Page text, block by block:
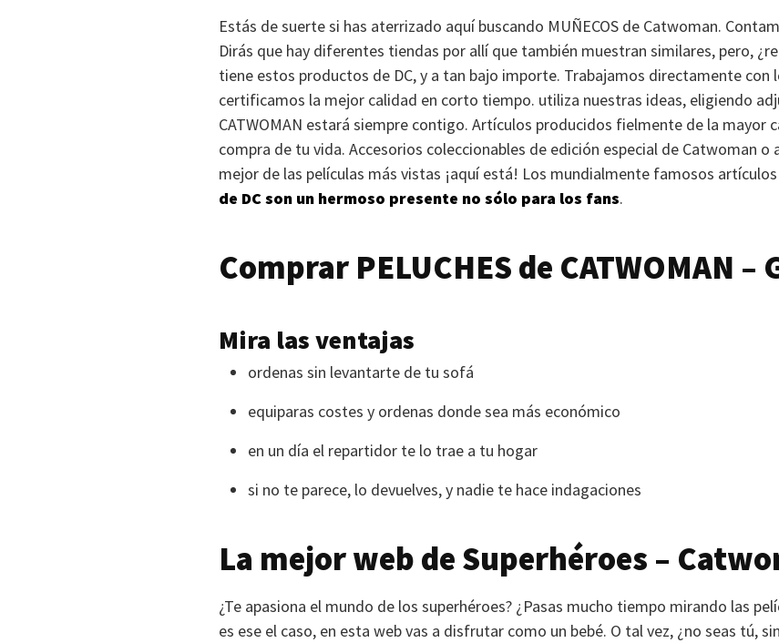
Estás de suerte si has aterrizado aquí buscando MUÑECOS de Catwoman.
Dirás que hay diferentes tiendas por allí que también muestran similares, pero,
tiene estos productos de DC, y a tan bajo importe. Trabajamos directamente
certificamos la mejor calidad en corto tiempo. utiliza nuestras ideas, eligiendo
CATWOMAN estará siempre contigo. Artículos producidos fielmente de la mayor
compra de tu vida. Accesorios coleccionables de edición especial de Catwoman
mejor de las películas más vistas ¡aquí está! Los mundialmente famosos
de DC son un hermoso presente no sólo para los fans.
Comprar PELUCHES de CATWOMAN –
Mira las ventajas
ordenas sin levantarte de tu sofá
equiparas costes y ordenas donde sea más económico
en un día el repartidor te lo trae a tu hogar
si no te parece, lo devuelves, y nadie te hace indagaciones
La mejor web de Superhéroes –
¿Te apasiona el mundo de los superhéroes? ¿Pasas mucho tiempo mirando las
es ese el caso, en esta web vas a disfrutar como un bebé. O tal vez, ¿no seas tú,